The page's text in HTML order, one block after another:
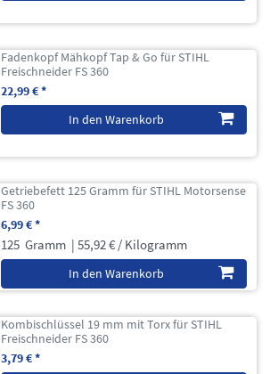
Fadenkopf Mähkopf Tap & Go für STIHL
Freischneider FS 360
22,99 € *
In den Warenkorb
Getriebefett 125 Gramm für STIHL Motorsense
FS 360
6,99 € *
125 Gramm | 55,92 € / Kilogramm
In den Warenkorb
Kombischlüssel 19 mm mit Torx für STIHL
Freischneider FS 360
3,79 € *